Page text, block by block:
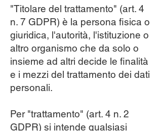
"Titolare del trattamento" (art. 4
n. 7 GDPR) è la persona fisica o
giuridica, l'autorità, l'istituzione o
altro organismo che da solo o
insieme ad altri decide le finalità
e i mezzi del trattamento dei dati
personali.
Per "trattamento" (art. 4 n. 2
GDPR) si intende qualsiasi